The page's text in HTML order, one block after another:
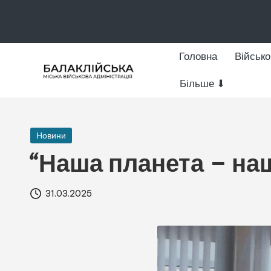
а
л
а
к
Головна
Більше ⬇
Опубліковано
Новини
“Наша планета – наш
31.03.2025